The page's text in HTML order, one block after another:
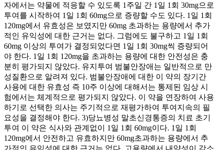
자에서는 약물에 적응할 수 있도록 1주일 간 1일 1회 30mg으로
투여를 시작하여 1일 1회 60mg으로 증량할 수도 있다. 1일 1회
120mg에서 유효성은 보였지만 60mg 초과하는 용량에서 추가
적인 유익성에 대한 근거는 없다. 그럼에도 불구하고 1일 1회
60mg 이상의 투여가 결정되었다면 1일 1회 30mg씩 증량되어
야 한다. 1일 1회 120mg을 초과하는 용량에 대한 안전성은 충
분히 평가되지 않았다. 유지투여 범불안장애는 일반적으로 만
성질환으로 알려져 있다. 범불안장애에 대한 이 약의 장기간
사용에 대한 유효성 즉 10주 이상에 대해서는 통제된 임상 시
험에서는 체계적으로 평가되지 않았다. 이 약을 연장하여 사용
하기로 선택한 의사는 주기적으로 재평가하여 투여지속의 필
요성을 결정해야 한다. 3)당뇨병성 말초신경통증의 치료 초기
투여 이 약은 식사와 관계없이 1일 1회 60mg이다. 1일 1회
120mg에서 안전하고 유효하지만 60mg초과하는 용량에서 추